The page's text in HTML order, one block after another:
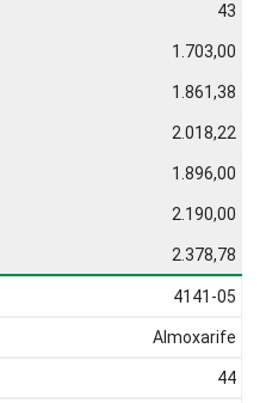
43
1.703,00
1.861,38
2.018,22
1.896,00
2.190,00
2.378,78
4141-05
Almoxarife
44